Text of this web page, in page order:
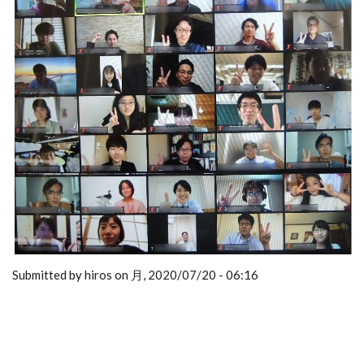
Submitted by hiros on 月, 2020/07/20 - 06:16